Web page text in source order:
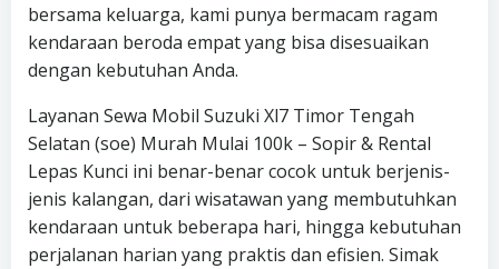
bersama keluarga, kami punya bermacam ragam
kendaraan beroda empat yang bisa disesuaikan
dengan kebutuhan Anda.
Layanan Sewa Mobil Suzuki Xl7 Timor Tengah
Selatan (soe) Murah Mulai 100k – Sopir & Rental
Lepas Kunci ini benar-benar cocok untuk berjenis-
jenis kalangan, dari wisatawan yang membutuhkan
kendaraan untuk beberapa hari, hingga kebutuhan
perjalanan harian yang praktis dan efisien. Simak